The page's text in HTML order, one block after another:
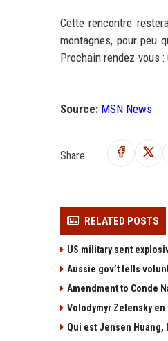
Cette rencontre
montagnes, pour peu
Prochain rendez-vous
Source: MSN News
Share:
RELATED POSTS
US military sent
Aussie gov’t tells
Amendment to Conde
Volodymyr Zelensky
Qui est Jensen